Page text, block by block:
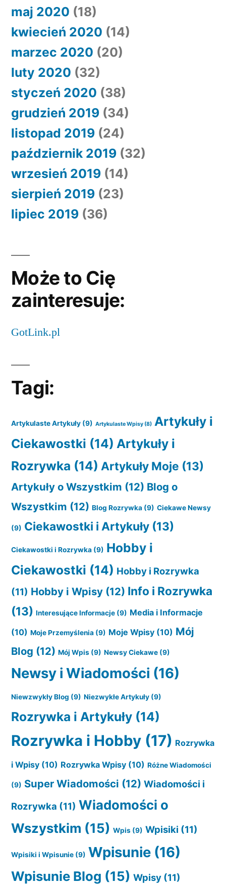
maj 2020 (18)
kwiecień 2020 (14)
marzec 2020 (20)
luty 2020 (32)
styczeń 2020 (38)
grudzień 2019 (34)
listopad 2019 (24)
październik 2019 (32)
wrzesień 2019 (14)
sierpień 2019 (23)
lipiec 2019 (36)
Może to Cię
zainteresuje:
GotLink.pl
Tagi:
Artykulaste Artykuły (9) Artykulaste Wpisy (8) Artykuły i
Ciekawostki (14) Artykuły i
Rozrywka (14) Artykuły Moje (13)
Artykuły o Wszystkim (12) Blog o
Wszystkim (12) Blog Rozrywka (9) Ciekawe Newsy
(9) Ciekawostki i Artykuły (13)
Ciekawostki i Rozrywka (9) Hobby i
Ciekawostki (14) Hobby i Rozrywka
(11) Hobby i Wpisy (12) Info i Rozrywka
(13) Interesujące Informacje (9) Media i Informacje
(10) Moje Przemyślenia (9) Moje Wpisy (10) Mój
Blog (12) Mój Wpis (9) Newsy Ciekawe (9)
Newsy i Wiadomości (16)
Niewzwykły Blog (9) Niezwykłe Artykuły (9)
Rozrywka i Artykuły (14)
Rozrywka i Hobby (17) Rozrywka
i Wpisy (10) Rozrywka Wpisy (10) Różne Wiadomości
(9) Super Wiadomości (12) Wiadomości i
Rozrywka (11) Wiadomości o
Wszystkim (15) Wpis (9) Wpisiki (11)
Wpisiki i Wpisunie (9) Wpisunie (16)
Wpisunie Blog (15) Wpisy (11)